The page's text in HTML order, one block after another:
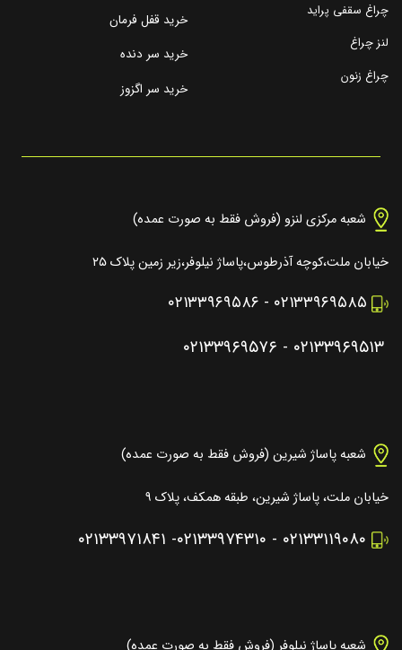
چراغ سقفی پراید
لنز چراغ
چراغ زنون
خرید قفل فرمان
خرید سر دنده
خرید سر اگزوز
شعبه مرکزی لنزو (فروش فقط به صورت عمده)
خیابان ملت،کوچه آذرطوس،پاساژ نیلوفر،زیر زمین پلاک ۲۵
۰۲۱۳۳۹۶۹۵۸۵ - ۰۲۱۳۳۹۶۹۵۸۶
۰۲۱۳۳۹۶۹۵۱۳ - ۰۲۱۳۳۹۶۹۵۷۶
شعبه پاساژ شیرین (فروش فقط به صورت عمده)
خیابان ملت، پاساژ شیرین، طبقه همکف، پلاک ۹
۰۲۱۳۳۱۱۹۰۸۰ - ۰۲۱۳۳۹۷۴۳۱۰- ۰۲۱۳۳۹۷۱۸۴۱